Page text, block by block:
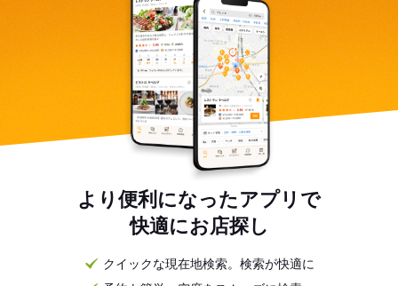
より便利になったアプリで
快適にお店探し
クイックな現在地検索。検索が快適に